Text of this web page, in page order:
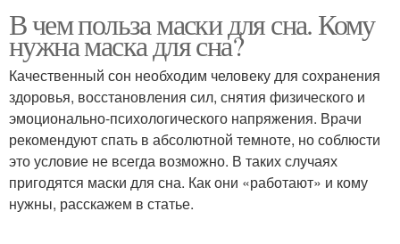
терапии
Шёлковая маска
Ночные маски Маски для кожи
В чем польза маски для сна. Кому
нужна маска для сна?
Качественный сон необходим человеку для сохранения
здоровья, восстановления сил, снятия физического и
эмоционально-психологического напряжения. Врачи
рекомендуют спать в абсолютной темноте, но соблюсти
это условие не всегда возможно. В таких случаях
пригодятся маски для сна. Как они «работают» и кому
нужны, расскажем в статье.